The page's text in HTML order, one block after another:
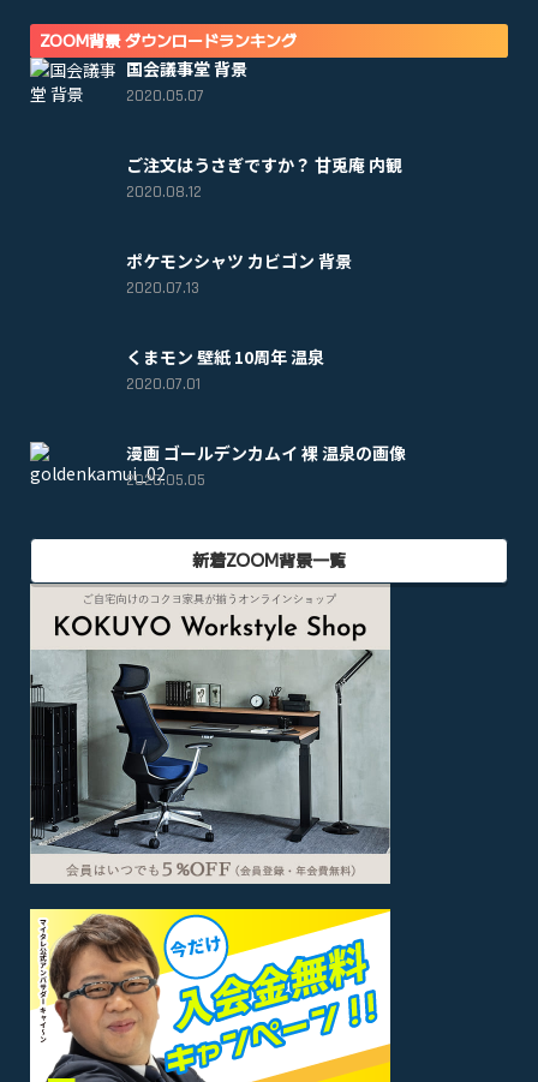
ZOOM背景 ダウンロードランキング
国会議事堂 背景
2020.05.07
ご注文はうさぎですか？ 甘兎庵 内観
2020.08.12
ポケモンシャツ カビゴン 背景
2020.07.13
くまモン 壁紙 10周年 温泉
2020.07.01
漫画 ゴールデンカムイ 裸 温泉の画像
2020.05.05
新着ZOOM背景一覧